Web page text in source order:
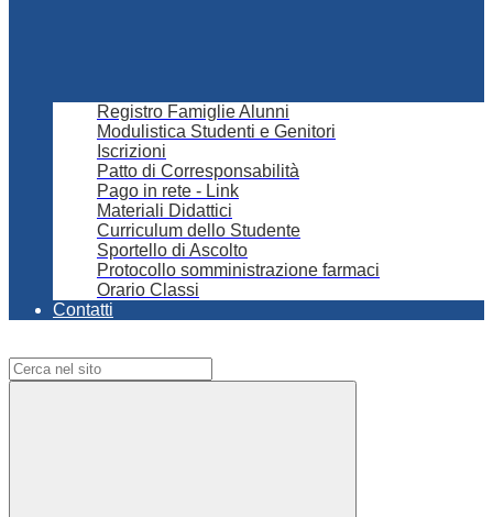
Registro Famiglie Alunni
Modulistica Studenti e Genitori
Iscrizioni
Patto di Corresponsabilità
Pago in rete - Link
Materiali Didattici
Curriculum dello Studente
Sportello di Ascolto
Protocollo somministrazione farmaci
Orario Classi
Contatti